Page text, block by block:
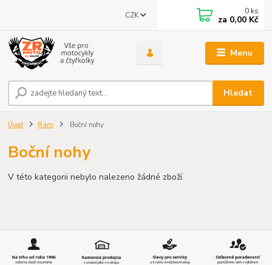
Menu
CZK
Hledat
0 ks
za 0,00 Kč
Úvod Rám Boční nohy
Boční nohy
V této kategorii nebylo nalezeno žádné zboží.